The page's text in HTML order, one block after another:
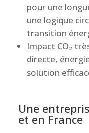
pour une
une logique
transition
Impact CO₂
directe,
solution
Une
et en France